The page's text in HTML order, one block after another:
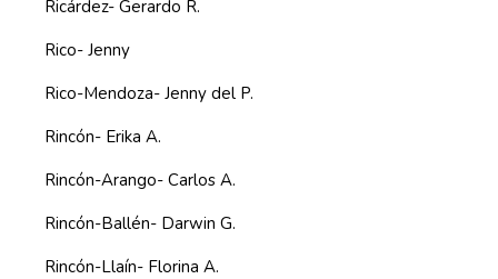
Ricárdez- Gerardo R.
Rico- Jenny
Rico-Mendoza- Jenny del P.
Rincón- Erika A.
Rincón-Arango- Carlos A.
Rincón-Ballén- Darwin G.
Rincón-Llaín- Florina A.